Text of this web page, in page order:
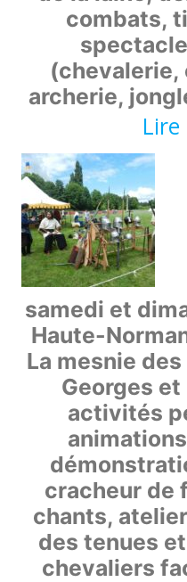
combats,
spectacle
(chevalerie,
archerie,
Lire
samedi et
Haute-
La mesnie
Georges
activités
cracheur de
chants,
des tenues
chevaliers